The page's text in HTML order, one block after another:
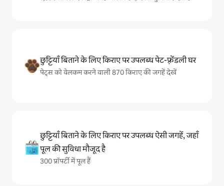
छुट्टियाँ बिताने के लिए किराए पर उपलब्ध पेट-फ़्रेंडली घर
पेट्स को वेलकम करने वाली 870 किराए की जगहें देखें
छुट्टियाँ बिताने के लिए किराए पर उपलब्ध ऐसी जगहें, जहाँ
पूल की सुविधा मौजूद है
300 प्रॉपर्टी में पूल हैं